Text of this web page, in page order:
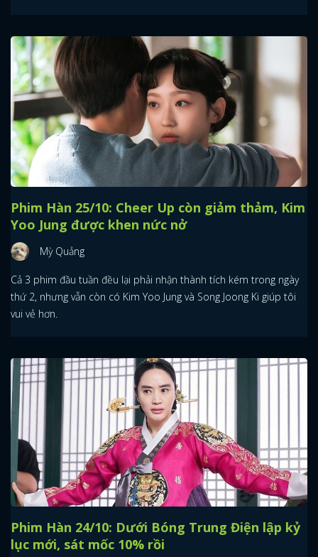
Phim Hàn 25/10: Cheer Up còn giảm thảm, Kim
Yoo Jung được khen nức nở
Mỳ Quảng
Cả 3 phim đầu tuần đều lại phải nhận thành tích kém trong ngày
thứ 2, nhưng vẫn còn có Kim Yoo Jung và Song Joong Ki giúp tôi
vui vẻ hơn.
Phim Hàn 24/10: Dưới Bóng Trung Điện lập kỷ
lục mới, sát mốc 10% rồi